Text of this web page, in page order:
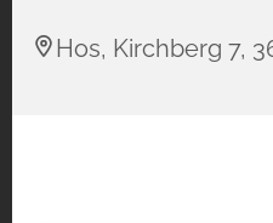
Hos, Kirchberg 7,